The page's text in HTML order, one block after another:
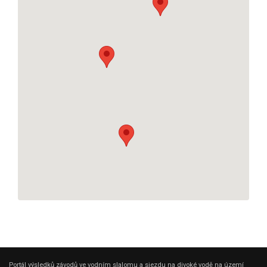
Portál výsledků závodů ve vodním slalomu a sjezdu na divoké vodě na území